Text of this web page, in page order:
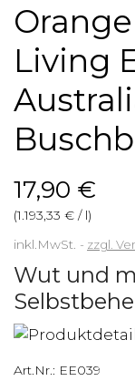
Living
17,90 €
(1.193,33 € / l)
inkl.MwSt.
zzgl.
Wut und
Art.Nr.: EE039